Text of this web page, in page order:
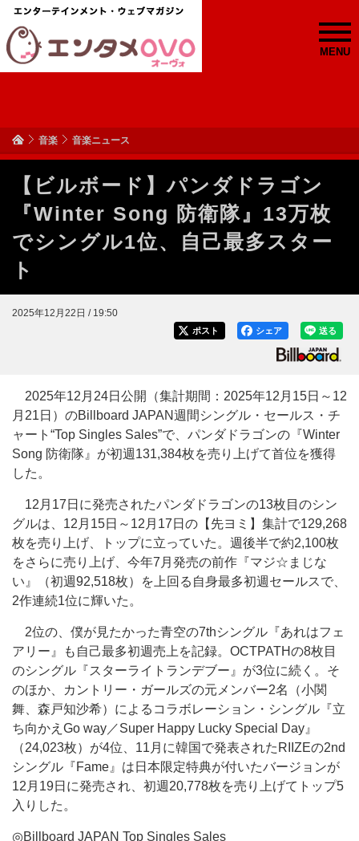
MENU
音楽 音楽ニュース
【ビルボード】パンダドラゴン
『Winter Song 防衛隊』13万枚
でシングル1位、自己最多スター
ト
2025年12月22日 / 19:50
送る
シェア
ポスト
2025年12月24日公開（集計期間：2025年12月15日～12
月21日）のBillboard JAPAN週間シングル・セールス・チ
ャート“Top Singles Sales”で、パンダドラゴンの『Winter
Song 防衛隊』が初週131,384枚を売り上げて首位を獲得
した。
12月17日に発売されたパンダドラゴンの13枚目のシン
グルは、12月15日～12月17日の【先ヨミ】集計で129,268
枚を売り上げ、トップに立っていた。週後半で約2,100枚
をさらに売り上げ、今年7月発売の前作『マジ☆まじな
い』（初週92,518枚）を上回る自身最多初週セールスで、
2作連続1位に輝いた。
2位の、僕が見たかった青空の7thシングル『あれはフェ
アリー』も自己最多初週売上を記録。OCTPATHの8枚目
のシングル『スターライトランデブー』が3位に続く。そ
のほか、カントリー・ガールズの元メンバー2名（小関
舞、森戸知沙希）によるコラボレーション・シングル『立
ち向かえGo way／Super Happy Lucky Special Day』
（24,023枚）が4位、11月に韓国で発表されたRIIZEの2nd
シングル『Fame』は日本限定特典が付いたバージョンが
12月19日に発売され、初週20,778枚を売り上げてトップ5
入りした。
◎Billboard JAPAN Top Singles Sales